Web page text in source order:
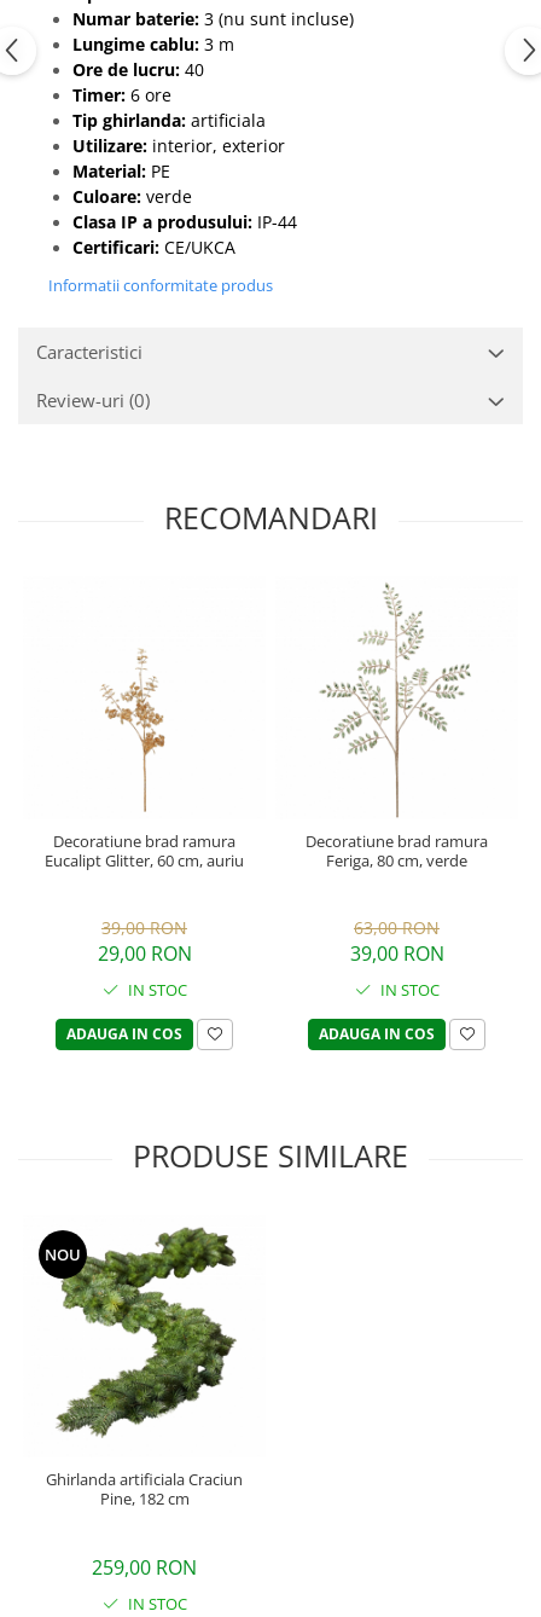
Numar baterie: 3 (nu sunt incluse)
Lungime cablu: 3 m
Ore de lucru: 40
Timer: 6 ore
Tip ghirlanda: artificiala
Utilizare: interior, exterior
Material: PE
Culoare: verde
Clasa IP a produsului: IP-44
Certificari: CE/UKCA
Informatii conformitate produs
Caracteristici
Review-uri (0)
RECOMANDARI
Decoratiune brad ramura
Eucalipt Glitter, 60 cm, auriu
39,00 RON
29,00 RON
IN STOC
ADAUGA IN COS
Decoratiune brad ramura
Feriga, 80 cm, verde
63,00 RON
39,00 RON
IN STOC
ADAUGA IN COS
PRODUSE SIMILARE
NOU
Ghirlanda artificiala Craciun
Pine, 182 cm
259,00 RON
IN STOC